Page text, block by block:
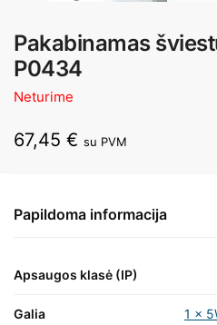
Pakabinamas
P0434
Neturime
67,45 € su PVM
Papildoma informacija
Apsaugos klasė (IP)
Galia
1 x